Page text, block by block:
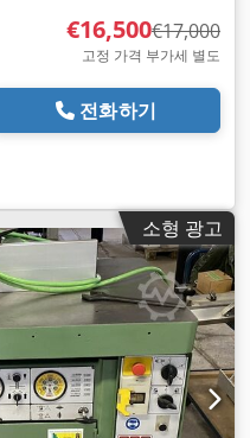
€16,500€17,000
고정 가격 부가세 별도
전화하기
소형 광고